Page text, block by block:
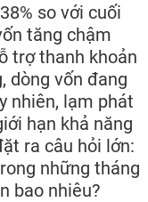
so với cuối
tăng chậm
trợ thanh khoản
dòng vốn đang
nhiên, lạm phát
hạn khả năng
ra câu hỏi lớn:
những tháng
bao nhiêu?